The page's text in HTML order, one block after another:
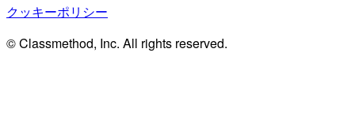
クッキーポリシー
© Classmethod, Inc. All rights reserved.